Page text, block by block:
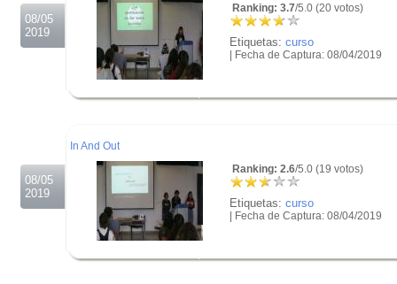
08/05
2019
Ranking: 3.7/5.0 (20 votos)
Etiquetas: curso
| Fecha de Captura: 08/04/2019
08/05
2019
In And Out
Ranking: 2.6/5.0 (19 votos)
Etiquetas: curso
| Fecha de Captura: 08/04/2019